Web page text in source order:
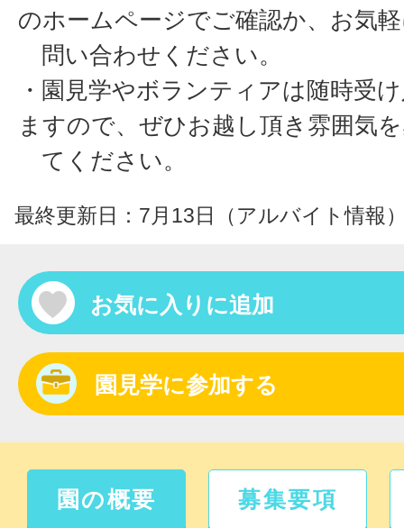
のホームページでご確認か、お
問い合わせください。
・園見学やボランティアは随時受
ますので、ぜひお越し頂き雰囲気
てください。
最終更新日：7月13日（アルバイト情報
お気に入りに追加
園見学に参加する
園の概要 募集要項